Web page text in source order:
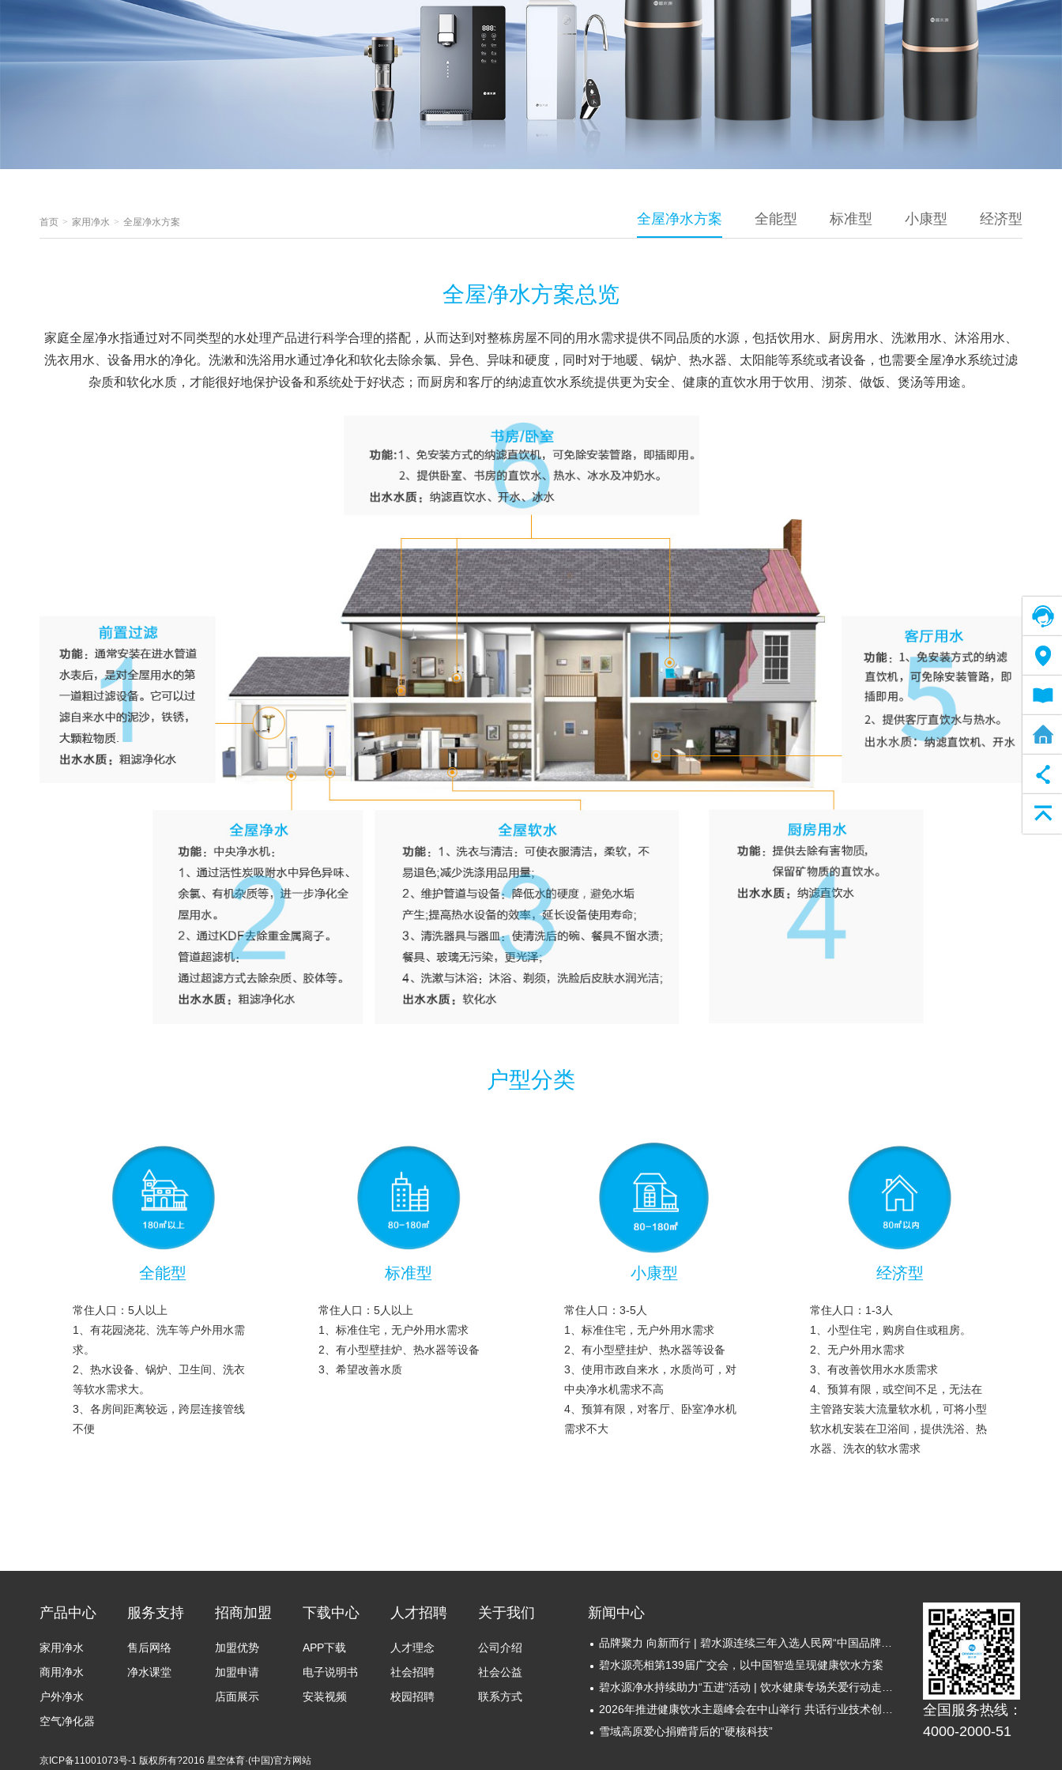
首页 > 家用净水 > 全屋净水方案 全屋净水方案 全能型 标准型 小康型 经济型
全屋净水方案总览
家庭全屋净水指通过对不同类型的水处理产品进行科学合理的搭配，从而达到对整栋房屋不同的用水需求提供不同品质的水源，包括饮用水、厨房用水、洗漱用水、沐浴用水、
洗衣用水、设备用水的净化。洗漱和洗浴用水通过净化和软化去除余氯、异色、异味和硬度，同时对于地暖、锅炉、热水器、太阳能等系统或者设备，也需要全屋净水系统过滤
杂质和软化水质，才能很好地保护设备和系统处于好状态；而厨房和客厅的纳滤直饮水系统提供更为安全、健康的直饮水用于饮用、沏茶、做饭、煲汤等用途。
户型分类
全能型
常住人口：5人以上
1、有花园浇花、洗车等户外用水需
求。
2、热水设备、锅炉、卫生间、洗衣
等软水需求大。
3、各房间距离较远，跨层连接管线
不便
标准型
常住人口：5人以上
1、标准住宅，无户外用水需求
2、有小型壁挂炉、热水器等设备
3、希望改善水质
小康型
常住人口：3-5人
1、标准住宅，无户外用水需求
2、有小型壁挂炉、热水器等设备
3、使用市政自来水，水质尚可，对
中央净水机需求不高
4、预算有限，对客厅、卧室净水机
需求不大
经济型
常住人口：1-3人
1、小型住宅，购房自住或租房。
2、无户外用水需求
3、有改善饮用水水质需求
4、预算有限，或空间不足，无法在
主管路安装大流量软水机，可将小型
软水机安装在卫浴间，提供洗浴、热
水器、洗衣的软水需求
全国服务热线：
4000-2000-51
新闻中心
碧水源亮相第139届广交会，以中国智造呈现健康饮水方案
雪域高原爱心捐赠背后的“硬核科技”
产品中心
家用净水
商用净水
户外净水
空气净化器
服务支持
售后网络
净水课堂
招商加盟
加盟优势
加盟申请
店面展示
下载中心
APP下载
电子说明书
安装视频
人才招聘
人才理念
社会招聘
校园招聘
关于我们
公司介绍
社会公益
联系方式
京ICP备11001073号-1 版权所有?2016 星空体育·(中国)官方网站
售后网络
电子说明书
全屋净水方案